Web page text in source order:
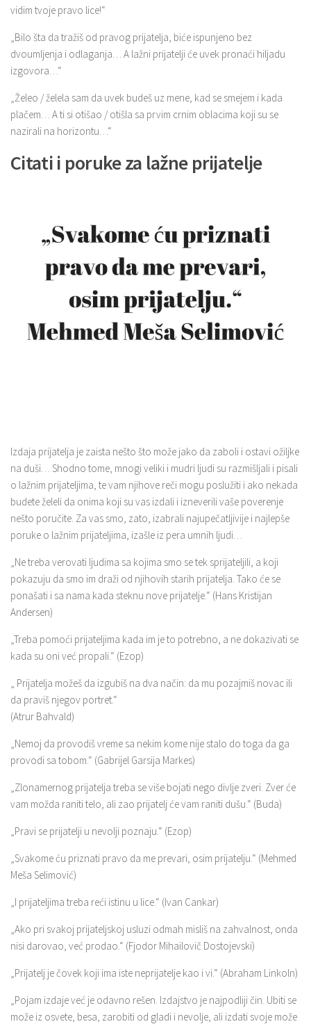
vidim tvoje pravo lice!“
„Bilo šta da tražiš od pravog prijatelja, biće ispunjeno bez
dvoumljenja i odlaganja… A lažni prijatelji će uvek pronaći hiljadu
izgovora…“
„Želeo / želela sam da uvek budeš uz mene, kad se smejem i kada
plačem… A ti si otišao / otišla sa prvim crnim oblacima koji su se
nazirali na horizontu…“
Citati i poruke za lažne prijatelje
Izdaja prijatelja je zaista nešto što može jako da zaboli i ostavi ožiljke
na duši… Shodno tome, mnogi veliki i mudri ljudi su razmišljali i pisali
o lažnim prijateljima, te vam njihove reči mogu poslužiti i ako nekada
budete želeli da onima koji su vas izdali i izneverili vaše poverenje
nešto poručite. Za vas smo, zato, izabrali najupečatljivije i najlepše
poruke o lažnim prijateljima, izašle iz pera umnih ljudi…
„Ne treba verovati ljudima sa kojima smo se tek sprijateljili, a koji
pokazuju da smo im draži od njihovih starih prijatelja. Tako će se
ponašati i sa nama kada steknu nove prijatelje.“ (Hans Kristijan
Andersen)
„Treba pomoći prijateljima kada im je to potrebno, a ne dokazivati se
kada su oni već propali.“ (Ezop)
„ Prijatelja možeš da izgubiš na dva način: da mu pozajmiš novac ili
da praviš njegov portret.“
(Atrur Bahvald)
„Nemoj da provodiš vreme sa nekim kome nije stalo do toga da ga
provodi sa tobom.“ (Gabrijel Garsija Markes)
„Zlonamernog prijatelja treba se više bojati nego divlje zveri. Zver će
vam možda raniti telo, ali zao prijatelj će vam raniti dušu.“ (Buda)
„Pravi se prijatelji u nevolji poznaju.“ (Ezop)
„Svakome ću priznati pravo da me prevari, osim prijatelju.“ (Mehmed
Meša Selimović)
„I prijateljima treba reći istinu u lice.“ (Ivan Cankar)
„Ako pri svakoj prijateljskoj usluzi odmah misliš na zahvalnost, onda
nisi darovao, već prodao.“ (Fjodor Mihailovič Dostojevski)
„Prijatelj je čovek koji ima iste neprijatelje kao i vi.“ (Abraham Linkoln)
„Pojam izdaje već je odavno rešen. Izdajstvo je najpodliji čin. Ubiti se
može iz osvete, besa, zarobiti od gladi i nevolje, ali izdati svoje može